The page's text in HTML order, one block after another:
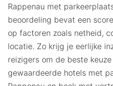
Rappenau met
beoordeling bevat een
op factoren zoals netheid,
locatie. Zo krijg je eerlijke
reizigers om de beste
gewaardeerde hotels met